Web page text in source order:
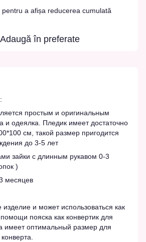
pentru a afișa reducerea cumulată
Adaugă în preferate
простым и оригинальным
и одеялка. Пледик имеет достаточно
см, такой размер пригодится
до 3-5 лет
зайки с длинным рукавом 0-3
)
месяцев
и может использоваться как
пояска как конвертик для
имеет оптимальный размер для